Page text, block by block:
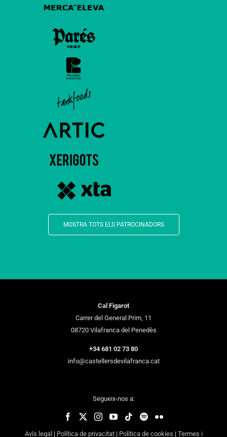
MOSTRA TOTS ELS PATROCINADORS
Cal Figarot
Carrer del General Prim, 11
08720 Vilafranca del Penedès
+34 681 02 73 80
info@castellersdevilafranca.cat
Segueix-nos a:
Avís legal | Política de privacitat| Política de cookies | Termes i